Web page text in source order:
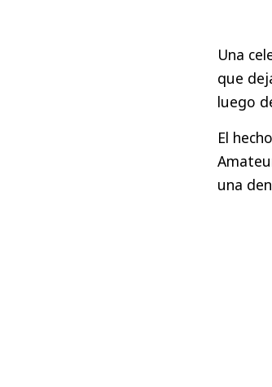
Una
que
luego
El
una